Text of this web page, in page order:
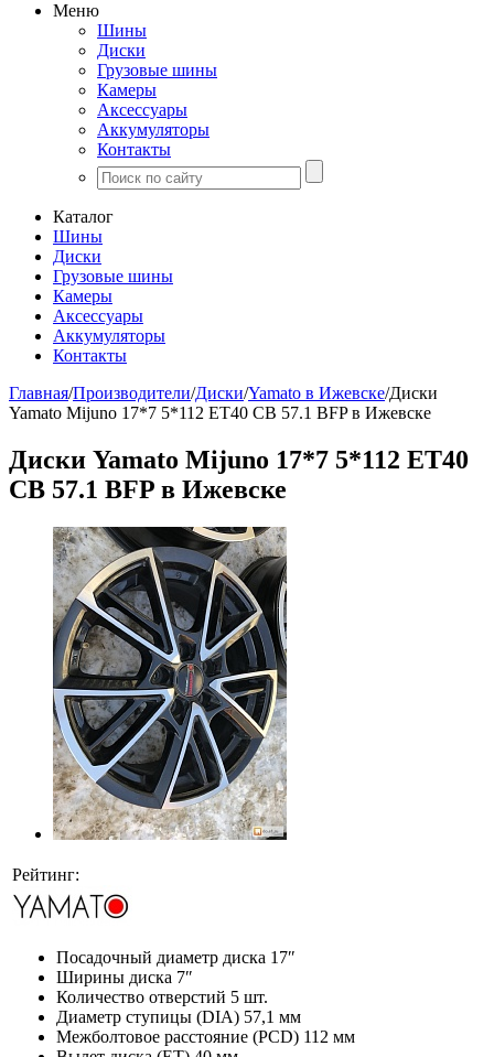
Меню
Шины
Диски
Грузовые шины
Камеры
Аксессуары
Аккумуляторы
Контакты
Каталог
Шины
Диски
Грузовые шины
Камеры
Аксессуары
Аккумуляторы
Контакты
Главная/Производители/Диски/Yamato в Ижевске/Диски
Yamato Мijuno 17*7 5*112 ЕТ40 СВ 57.1 BFP в Ижевске
Диски Yamato Мijuno 17*7 5*112 ЕТ40
СВ 57.1 BFP в Ижевске
Рейтинг:
Посадочный диаметр диска 17″
Ширины диска 7″
Количество отверстий 5 шт.
Диаметр ступицы (DIA) 57,1 мм
Межболтовое расстояние (PCD) 112 мм